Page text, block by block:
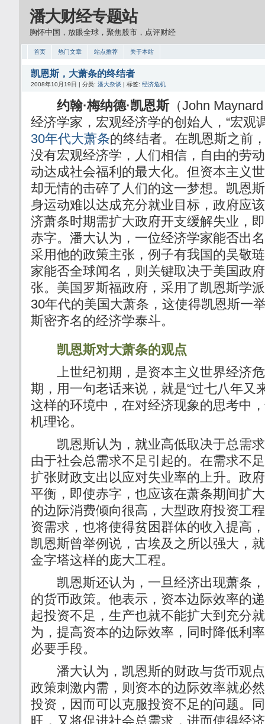
潘大财经专题站
胸怀中国，放眼全球，聚焦股市，点评财经
首页 热门文章 站点推荐 关于本站
凯恩斯，大萧条的终结者
2008年10月19日 | 分类: 潘大杂谈 | 标签: 经济危机
约翰·梅纳德·凯恩斯（John
经济学家，宏观经济学的创始人，“宏观
30年代大萧条的终结者。在凯恩斯之前
没有宏观经济学，人们相信，自由的劳
动达成社会福利的最大化。但资本主义
却无情的击碎了人们的这一梦想。凯恩
身运动难以达成充分就业目标，政府应
济萧条时期需扩大政府开支缓解失业，
赤字。潘大认为，一位经济学家能否出
采用他的政策主张，例子有我国的吴敬
家能否全球闻名，则关键取决于美国政
张。美国罗斯福政府，采用了凯恩斯学
30年代的美国大萧条，这使得凯恩斯一
斯密齐名的经济学泰斗。
凯恩斯对大萧条的观点
上世纪初期，是资本主义世界经济危
期，用一句老话来说，就是“过七八年又
这样的环境中，在对经济现象的思考中
机理论。
凯恩斯认为，就业高低取决于总需求
由于社会总需求不足引起的。在需求不
扩张财政支出以应对失业率的上升。政
平衡，即使赤字，也应该在萧条期间扩
的边际消费倾向很高，大型政府投资工
资需求，也将使得贫困群体的收入提高
凯恩斯曾举例说，古埃及之所以强大，
金字塔这样的庞大工程。
凯恩斯还认为，一旦经济出现萧条，
的货币政策。他表示，资本边际效率的
起投资不足，生产也就不能扩大到充分
为，提高资本的边际效率，同时降低利
必要手段。
潘大认为，凯恩斯的财政与货币观点
政策刺激内需，则资本的边际效率就必
投资，因而可以克服投资不足的问题。
旺，又将促进社会总需求，进而使得经